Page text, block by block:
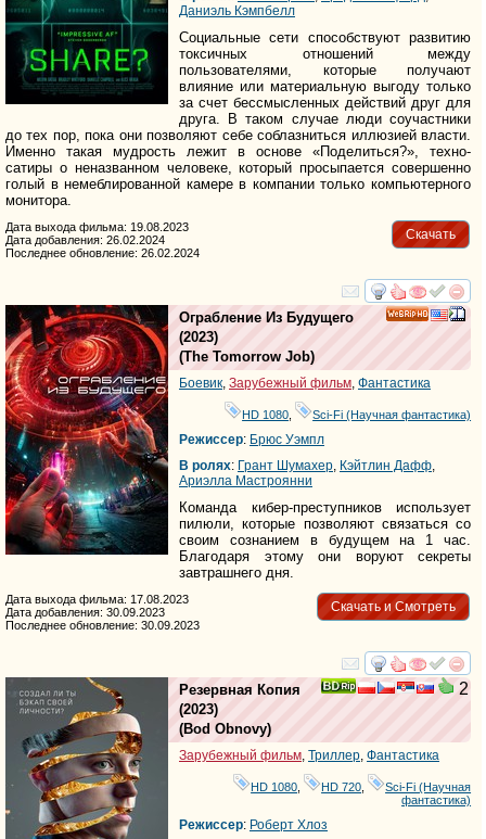
Даниэль Кэмпбелл
Социальные сети способствуют развитию
токсичных отношений между
пользователями, которые получают
влияние или материальную выгоду только
за счет бессмысленных действий друг для
друга. В таком случае люди соучастники
до тех пор, пока они позволяют себе соблазниться иллюзией власти.
Именно такая мудрость лежит в основе «Поделиться?», техно-
сатиры о неназванном человеке, который просыпается совершенно
голый в немеблированной камере в компании только компьютерного
монитора.
Скачать
Дата выхода фильма: 19.08.2023
Дата добавления: 26.02.2024
Последнее обновление: 26.02.2024
смотреть
Ограбление Из Будущего
(2023)
(The Tomorrow Job)
Боевик, Зарубежный фильм, Фантастика
HD 1080 Sci-Fi (Научная фантастика)
Режиссер: Брюс Уэмпл
В ролях: Грант Шумахер, Кэйтлин Дафф,
Ариэлла Мастроянни
Команда кибер-преступников использует
пилюли, которые позволяют связаться со
своим сознанием в будущем на 1 час.
Благодаря этому они воруют секреты
завтрашнего дня.
Скачать и Смотреть
Дата выхода фильма: 17.08.2023
Дата добавления: 30.09.2023
Последнее обновление: 30.09.2023
смотреть
2
Резервная Копия
(2023)
(Bod Obnovy)
Зарубежный фильм, Триллер, Фантастика
HD 1080 HD 720
Sci-Fi (Научная
фантастика)
Режиссер: Роберт Хлоз